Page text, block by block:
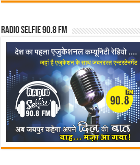
Radio Selfie 90.8 FM